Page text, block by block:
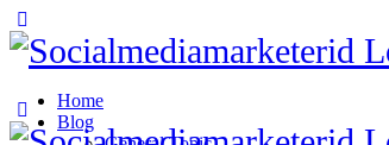
Home
Blog